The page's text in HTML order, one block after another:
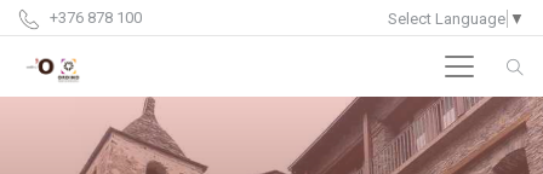
+376 878 100 Select Language ▼